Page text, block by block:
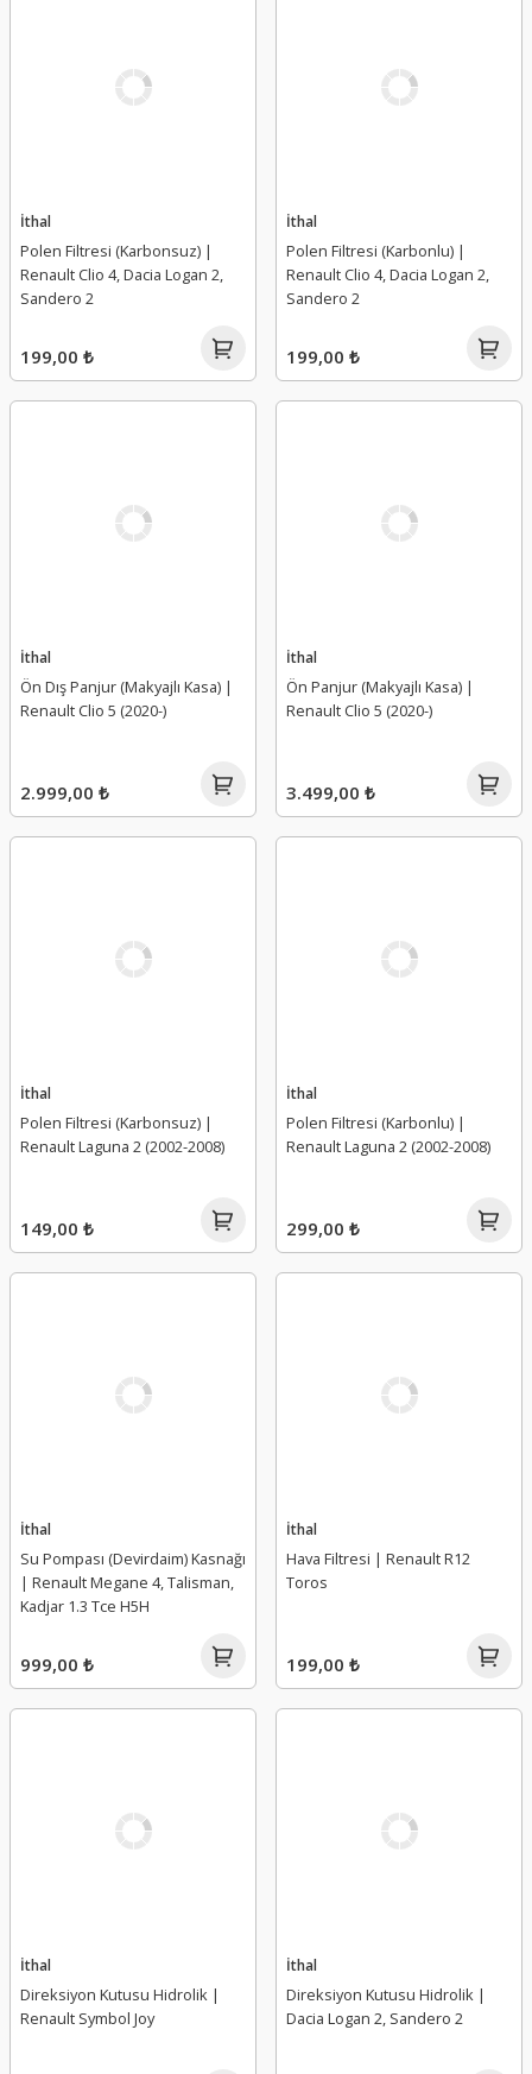
İthal
Polen Filtresi (Karbonsuz) |
Renault Clio 4, Dacia Logan 2,
Sandero 2
199,00 ₺
İthal
Polen Filtresi (Karbonlu) |
Renault Clio 4, Dacia Logan 2,
Sandero 2
199,00 ₺
İthal
Ön Dış Panjur (Makyajlı Kasa) |
Renault Clio 5 (2020-)
2.999,00 ₺
İthal
Ön Panjur (Makyajlı Kasa) |
Renault Clio 5 (2020-)
3.499,00 ₺
İthal
Polen Filtresi (Karbonsuz) |
Renault Laguna 2 (2002-2008)
149,00 ₺
İthal
Polen Filtresi (Karbonlu) |
Renault Laguna 2 (2002-2008)
299,00 ₺
İthal
Su Pompası (Devirdaim) Kasnağı
| Renault Megane 4, Talisman,
Kadjar 1.3 Tce H5H
999,00 ₺
İthal
Hava Filtresi | Renault R12
Toros
199,00 ₺
İthal
Direksiyon Kutusu Hidrolik |
Renault Symbol Joy
İthal
Direksiyon Kutusu Hidrolik |
Dacia Logan 2, Sandero 2